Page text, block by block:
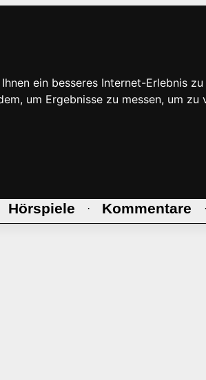
ein besseres Internet-Erlebnis
um Ergebnisse zu messen, um
Hörspiele · Kommentare ·